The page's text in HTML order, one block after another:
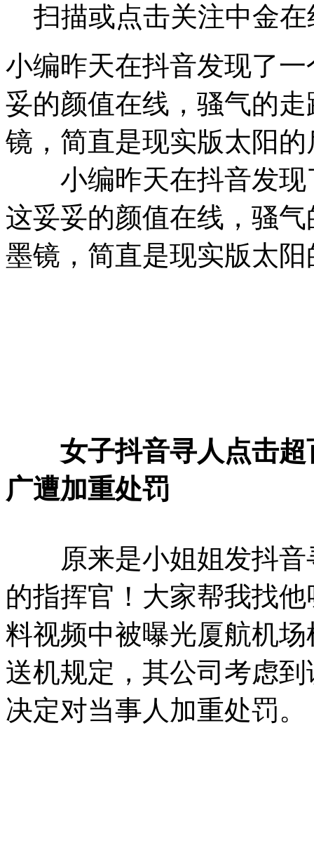
扫描或点击关注中金
小编昨天在抖音发现了
妥的颜值在线，骚气的
镜，简直是现实版太阳的
小编昨天在抖音发现
这妥妥的颜值在线，骚
墨镜，简直是现实版太
女子抖音寻人点击
广遭加重处罚
原来是小姐姐发抖音
的指挥官！大家帮我找
料视频中被曝光厦航机
送机规定，其公司考虑
决定对当事人加重处罚。